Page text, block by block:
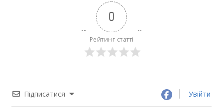
0
Рейтинг статті
Підписатися Увійти